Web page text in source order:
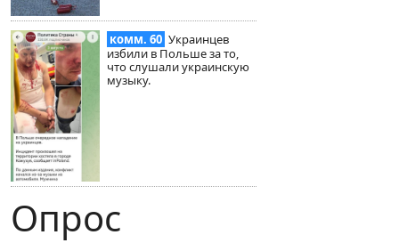
комм. 60 Украинцев
избили в Польше за то,
что слушали украинскую
музыку.
Опрос